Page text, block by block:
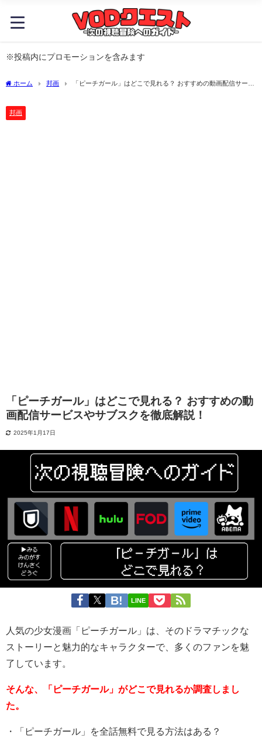
※投稿内にプロモーションを含みます
ホーム 邦画
「ピーチガール」はどこで見れる？ おすすめの動画配信サービ
邦画
「ピーチガール」はどこで見れる？ おすすめの動
画配信サービスやサブスクを徹底解説！
2025年1月17日
LINE
人気の少女漫画「ピーチガール」は、そのドラマチックな
ストーリーと魅力的なキャラクターで、多くのファンを魅
了しています。
そんな、「ピーチガール」がどこで見れるか調査しまし
た。
・「ピーチガール」を全話無料で見る方法はある？